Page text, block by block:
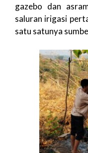
gazebo dan
saluran irigasi
satu satunya